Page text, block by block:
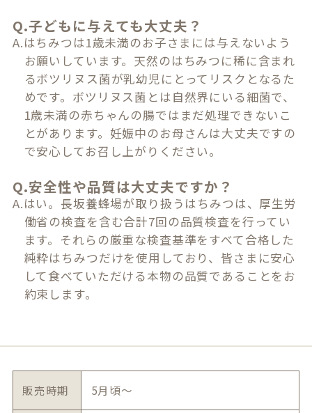
Q.子どもに与えても大丈夫？
A.はちみつは1歳未満のお子さまには与えないよう
お願いしています。天然のはちみつに稀に含まれ
るボツリヌス菌が乳幼児にとってリスクとなるた
めです。ボツリヌス菌とは自然界にいる細菌で、
1歳未満の赤ちゃんの腸ではまだ処理できないこ
とがあります。妊娠中のお母さんは大丈夫ですの
で安心してお召し上がりください。
Q.安全性や品質は大丈夫ですか？
A.はい。長坂養蜂場が取り扱うはちみつは、厚生労
働省の検査を含む合計7回の品質検査を行ってい
ます。それらの厳重な検査基準をすべて合格した
純粋はちみつだけを使用しており、皆さまに安心
して食べていただける本物の品質であることをお
約束します。
販売時期 5月頃〜